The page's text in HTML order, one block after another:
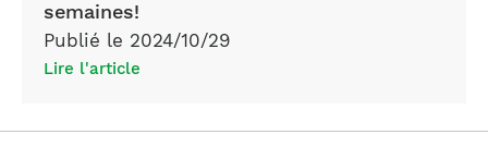
semaines!
Publié le 2024/10/29
Lire l'article